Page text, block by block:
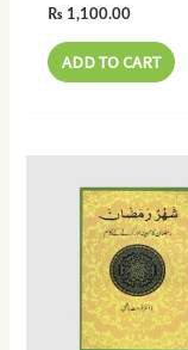
₨1,100.00
ADD TO CART